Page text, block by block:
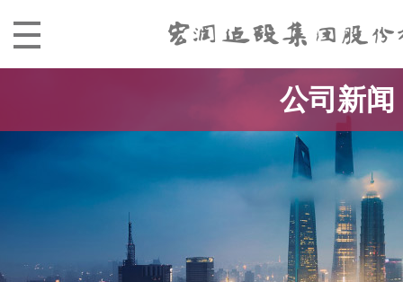
公司新闻